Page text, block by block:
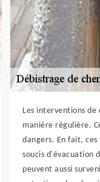
Les interventions
manière régulière.
dangers. En fait,
soucis d'évacuation
peuvent aussi